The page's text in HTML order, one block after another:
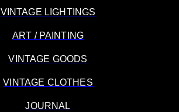
VINTAGE LIGHTINGS
ART / PAINTING
VINTAGE GOODS
VINTAGE CLOTHES
JOURNAL